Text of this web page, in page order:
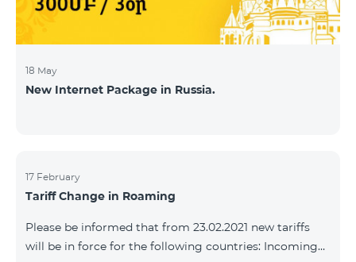
18 May
New Internet Package in Russia.
17 February
Tariff Change in Roaming
Please be informed that from 23.02.2021 new tariffs
will be in force for the following countries: Incoming